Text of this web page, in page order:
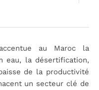
au Maroc la
eau, la désertification,
de la productivité
un secteur clé de